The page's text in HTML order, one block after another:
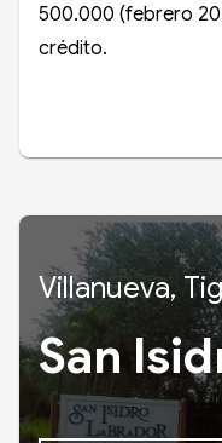
500.000 (febrero
crédito.
Villanueva,
San